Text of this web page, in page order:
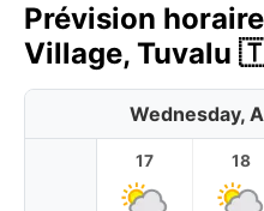
Prévision
Village, Tuvalu
Wednesday,
17 18